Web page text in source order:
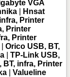
VGA
|
Hnsat
Printer
Printer
Printer
Orico USB, BT,
| TP-Link USB,
BT, infra, Printer
| Valueline